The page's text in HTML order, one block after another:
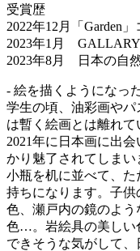
受賞歴
2022年12月「Garden
2023年1月 GALLARY
2023年8月 日本の自
- 絵を描くようになっ
学生の頃、油彩画や
は暫く絵画とは離れて
2021年に日本画に出
かり魅了されてしま
小瓶を机に並べて、
持ちになります。子
色、瀬戸内の鏡のよ
色…。岩絵具の美しい
できそうな気がして、